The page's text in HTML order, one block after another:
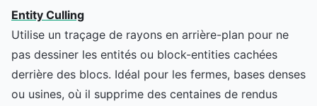
Entity Culling
Utilise un traçage de rayons en arrière-plan pour ne
pas dessiner les entités ou block-entities cachées
derrière des blocs. Idéal pour les fermes, bases denses
ou usines, où il supprime des centaines de rendus